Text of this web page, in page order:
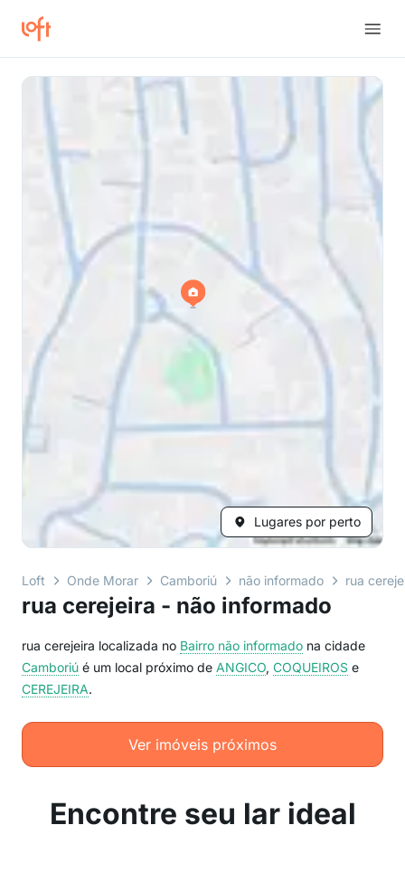
Lugares por perto
Loft Onde Morar Camboriú não informado rua
rua cerejeira - não informado
rua cerejeira localizada no Bairro não informado na cidade
Camboriú é um local próximo de ANGICO, COQUEIROS e
CEREJEIRA.
Ver imóveis próximos
Encontre seu lar ideal